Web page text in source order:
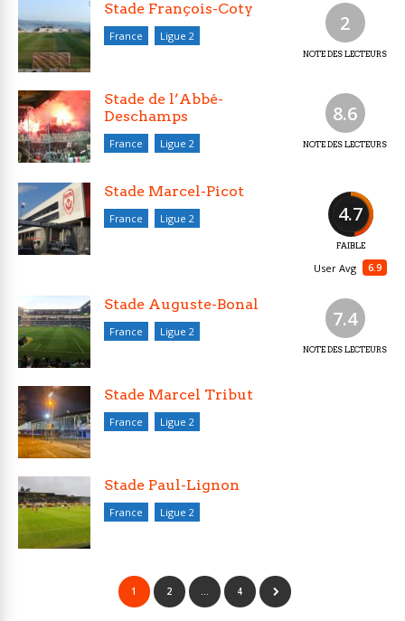
2
NOTE DES LECTEURS
Stade François-Coty
France Ligue 2
8.6
NOTE DES LECTEURS
Stade de l’Abbé-
Deschamps
France Ligue 2
4.7
FAIBLE
6.9
User Avg
Stade Marcel-Picot
France Ligue 2
7.4
NOTE DES LECTEURS
Stade Auguste-Bonal
France Ligue 2
Stade Marcel Tribut
France Ligue 2
Stade Paul-Lignon
France Ligue 2
1 2 … 4